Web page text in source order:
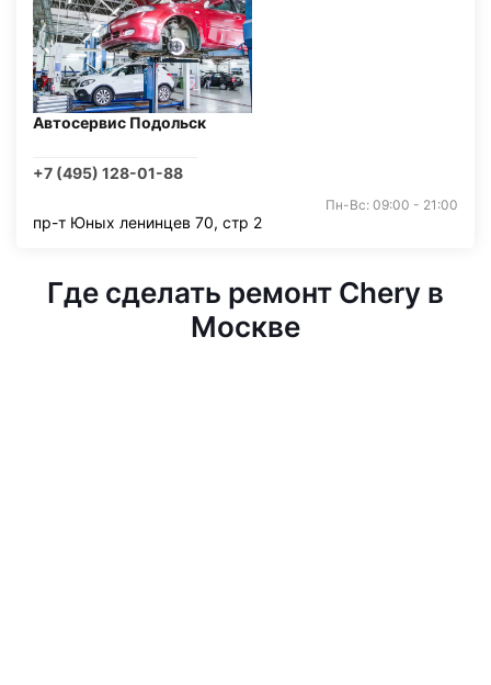
Автосервис Подольск
+7 (495) 128-01-88
Пн-Вс: 09:00 - 21:00
пр-т Юных ленинцев 70, стр 2
Где сделать ремонт Chery в
Москве